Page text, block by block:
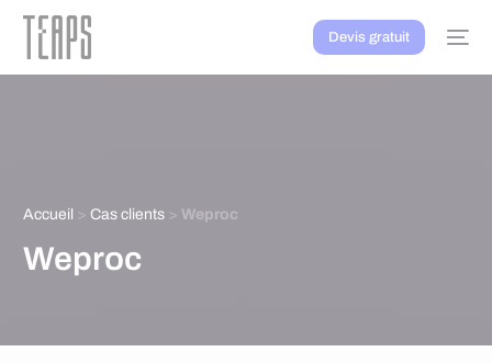
Devis gratuit
Accueil >Cas clients > Weproc
Weproc